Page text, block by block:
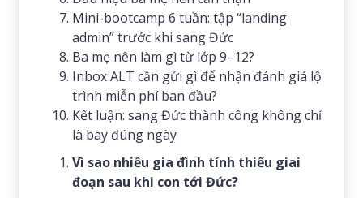
Mini-bootcamp 6 tuần: tập “landing
admin” trước khi sang Đức
Ba mẹ nên làm gì từ lớp 9–12?
Inbox ALT cần gửi gì để nhận đánh giá lộ
trình miễn phí ban đầu?
Kết luận: sang Đức thành công không chỉ
là bay đúng ngày
Vì sao nhiều gia đình tính thiếu giai
đoạn sau khi con tới Đức?